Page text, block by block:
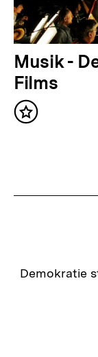
h
a
l
t
:
N
ä
c
h
h
Musik -
Films
Inhalt
Zur
Demokratie